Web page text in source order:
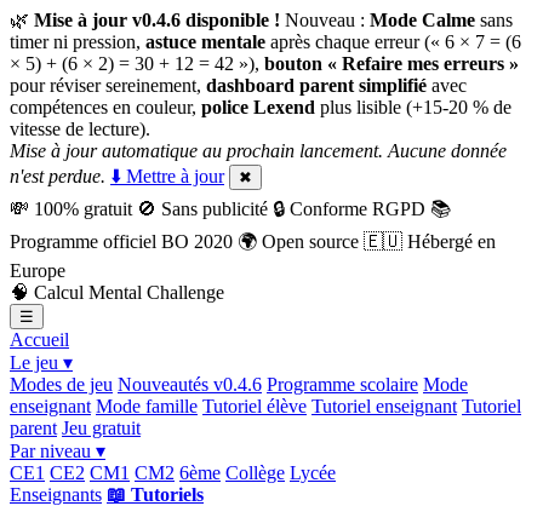
🌿 Mise à jour v0.4.6 disponible ! Nouveau : Mode Calme sans
timer ni pression, astuce mentale après chaque erreur (« 6 × 7 = (6
× 5) + (6 × 2) = 30 + 12 = 42 »), bouton « Refaire mes erreurs »
pour réviser sereinement, dashboard parent simplifié avec
compétences en couleur, police Lexend plus lisible (+15-20 % de
vitesse de lecture).
Mise à jour automatique au prochain lancement. Aucune donnée
n'est perdue. ⬇️ Mettre à jour ✖
💸 100% gratuit 🚫 Sans publicité 🔒 Conforme RGPD 📚
Programme officiel BO 2020 🌍 Open source 🇪🇺 Hébergé en
Europe
🧠 Calcul Mental Challenge
☰
Accueil
Le jeu ▾
Modes de jeu Nouveautés v0.4.6 Programme scolaire Mode
enseignant Mode famille Tutoriel élève Tutoriel enseignant Tutoriel
parent Jeu gratuit
Par niveau ▾
CE1 CE2 CM1 CM2 6ème Collège Lycée
Enseignants 📖 Tutoriels